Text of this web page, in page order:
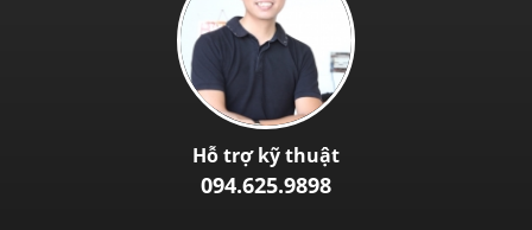
Hỗ trợ kỹ thuật
094.625.9898